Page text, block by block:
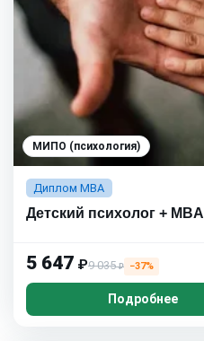
МИПО (психология)
Диплом MBA
Детский психолог + MBA
5 647 ₽9 035₽ −37%
Подробнее